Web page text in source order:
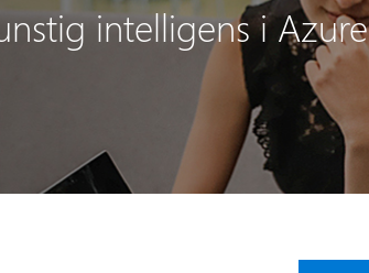
intelligens i Azure